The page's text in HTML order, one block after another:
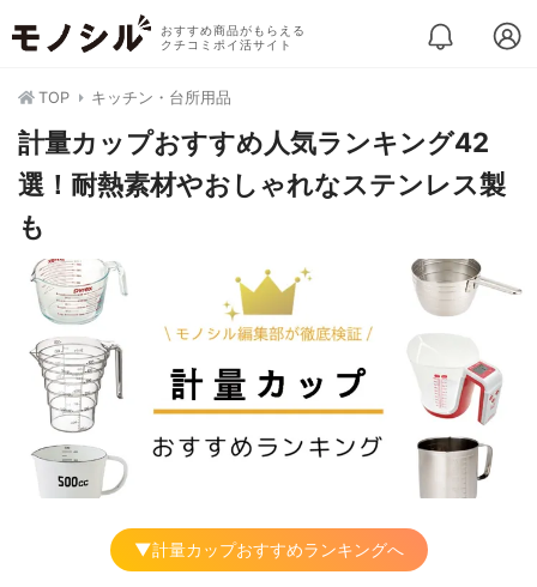
おすすめ商品がもらえる
クチコミポイ活サイト
TOP キッチン・台所用品
計量カップおすすめ人気ランキング42
選！耐熱素材やおしゃれなステンレス製
も
▼計量カップおすすめランキングへ